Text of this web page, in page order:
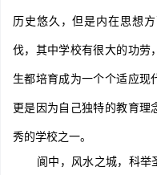
历史悠久，但是内在思想
伐，其中学校有很大的功劳
生都培育成为一个个适应现
更是因为自己独特的教育理
秀的学校之一。
阆中，风水之城，科举